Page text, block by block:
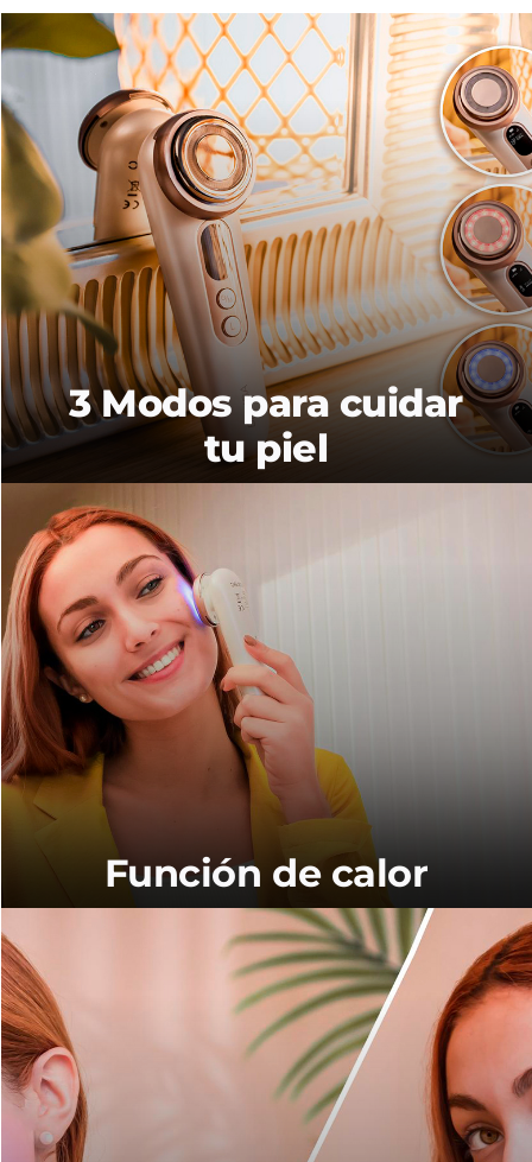
3 Modos para cuidar
tu piel
Función de calor